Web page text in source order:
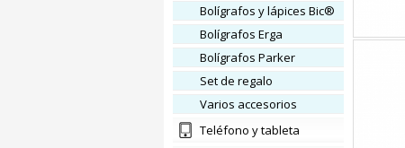
Bolígrafos y lápices Bic®
Bolígrafos Erga
Bolígrafos Parker
set de regalo
varios accesorios
teléfono y tableta